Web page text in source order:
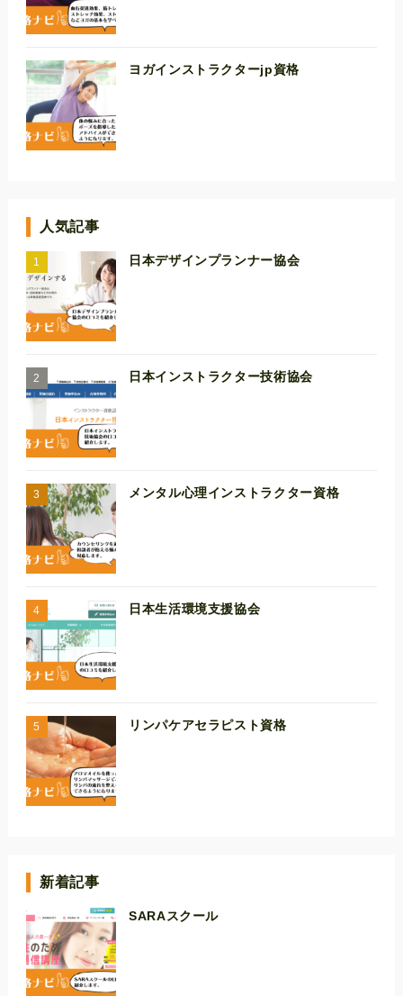
ヨガインストラクターjp資格
人気記事
日本デザインプランナー協会
日本インストラクター技術協会
メンタル心理インストラクター資格
日本生活環境支援協会
リンパケアセラピスト資格
新着記事
SARAスクール